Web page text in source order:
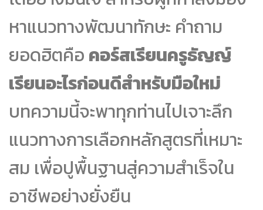
หาแนวทางพัฒนาทักษะ คำถาม
ยอดฮิตคือ คอร์สเรียนครูธัญญ์
เรียนอะไรก่อนดีสำหรับมือใหม่
บทความนี้จะพาทุกท่านไปเจาะลึก
แนวทางการเลือกหลักสูตรที่เหมาะ
สม เพื่อปูพื้นฐานสู่ความสำเร็จใน
อาชีพอย่างยั่งยืน